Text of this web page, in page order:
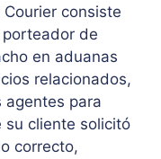
consiste
de
en aduanas
relacionados,
agentes para
su cliente solicitó
correcto,